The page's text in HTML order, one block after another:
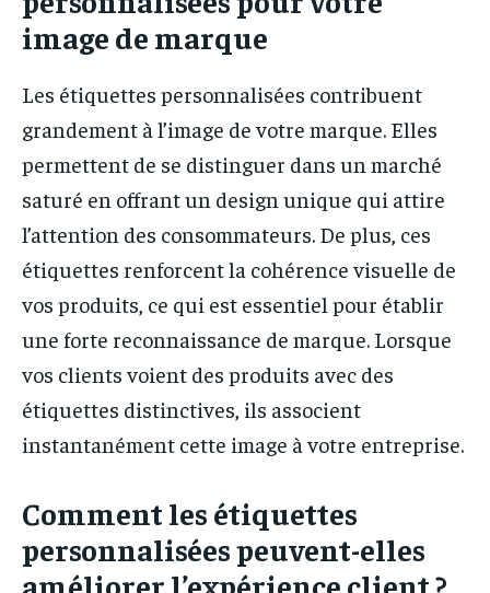
image de marque
Les étiquettes personnalisées contribuent
grandement à l’image de votre marque. Elles
permettent de se distinguer dans un marché
saturé en offrant un design unique qui attire
l’attention des consommateurs. De plus, ces
étiquettes renforcent la cohérence visuelle de
vos produits, ce qui est essentiel pour établir
une forte reconnaissance de marque. Lorsque
vos clients voient des produits avec des
étiquettes distinctives, ils associent
instantanément cette image à votre entreprise.
Comment les étiquettes
personnalisées peuvent-elles
améliorer l’expérience client ?